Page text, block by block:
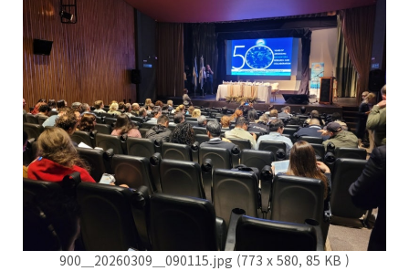
900＿20260309＿090115.jpg (773 x 580, 85 KB )